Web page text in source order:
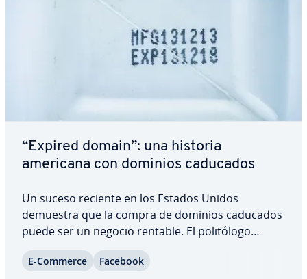
“Expired domain”: una historia
americana con dominios caducados
Un suceso reciente en los Estados Unidos
demuestra que la compra de dominios caducados
puede ser un negocio rentable. El po­li­tó­lo­go
de 20.000 dólares con un “expired domain”. En
E-Commerce Facebook